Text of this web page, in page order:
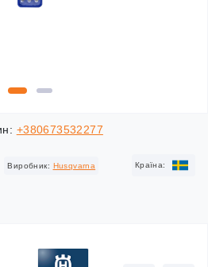
+380673532277
Виробник: Husqvarna Країна: